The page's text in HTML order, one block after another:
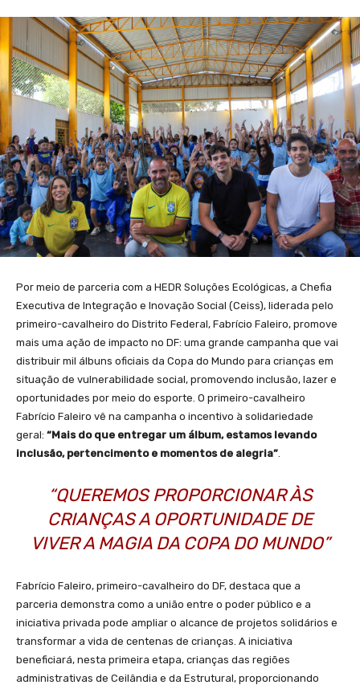
Por meio de parceria com a HEDR Soluções Ecológicas, a Chefia
Executiva de Integração e Inovação Social (Ceiss), liderada pelo
primeiro-cavalheiro do Distrito Federal, Fabrício Faleiro, promove
mais uma ação de impacto no DF: uma grande campanha que vai
distribuir mil álbuns oficiais da Copa do Mundo para crianças em
situação de vulnerabilidade social, promovendo inclusão, lazer e
oportunidades por meio do esporte. O primeiro-cavalheiro
Fabrício Faleiro vê na campanha o incentivo à solidariedade
geral: “Mais do que entregar um álbum, estamos levando
inclusão, pertencimento e momentos de alegria”
“QUEREMOS PROPORCIONAR ÀS
CRIANÇAS A OPORTUNIDADE DE
VIVER A MAGIA DA COPA DO MUNDO”
Fabrício Faleiro, primeiro-cavalheiro do DF, destaca que a
parceria demonstra como a união entre o poder público e a
iniciativa privada pode ampliar o alcance de projetos solidários e
transformar a vida de centenas de crianças. A iniciativa
beneficiará, nesta primeira etapa, crianças das regiões
administrativas de Ceilândia e da Estrutural, proporcionando